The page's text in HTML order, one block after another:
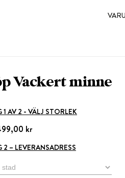
Vackert minne
1 AV 2 - VÄLJ STORLEK
kr
2 – LEVERANSADRESS